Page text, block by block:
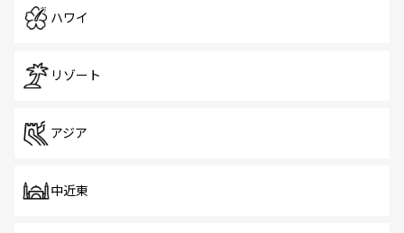
ハワイ
リゾート
アジア
中近東